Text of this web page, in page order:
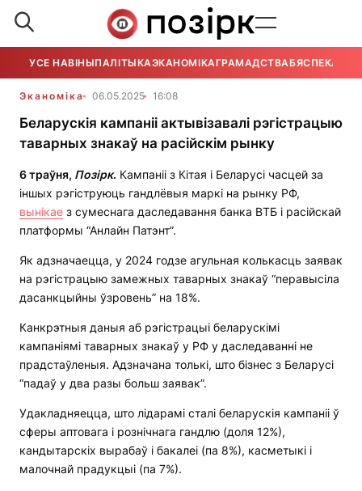
УСЕ НАВІНЫПАЛІТЫКАЭКАНОМІКАГРАМАДСТВАБЯСПЕКА
Эканоміка 06.05.2025 16:08
Беларускія кампаніі актывізавалі рэгістрацыю
таварных знакаў на расійскім рынку
6траўня, Позірк. Кампаніі з Кітая і Беларусі часцей за
іншых рэгіструюць гандлёвыя маркі на рынку РФ,
вынікае з сумеснага даследавання банка ВТБ і расійскай
платформы “Анлайн Патэнт”.
Як адзначаецца, у 2024 годзе агульная колькасць заявак
на рэгістрацыю замежных таварных знакаў “перавысіла
дасанкцыйны ўзровень” на 18%.
Канкрэтныя даныя аб рэгістрацыі беларускімі
кампаніямі таварных знакаў у РФ у даследаванні не
прадстаўленыя. Адзначана толькі, што бізнес з Беларусі
“падаў у два разы больш заявак”.
Удакладняецца, што лідарамі сталі беларускія кампаніі ў
сферы аптовага і рознічнага гандлю (доля 12%),
кандытарскіх вырабаў і бакалеі (па 8%), касметыкі і
малочнай прадукцыі (па 7%).